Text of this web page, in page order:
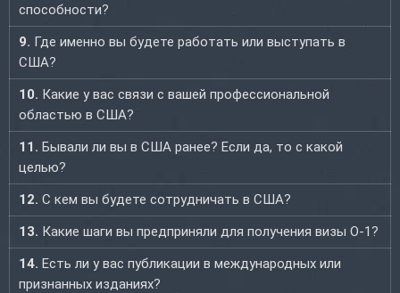
способности?
9. Где именно вы будете работать или выступать в
США?
10. Какие у вас связи с вашей профессиональной
областью в США?
11. Бывали ли вы в США ранее? Если да, то с какой
целью?
12. С кем вы будете сотрудничать в США?
13. Какие шаги вы предприняли для получения визы O-1?
14. Есть ли у вас публикации в международных или
признанных изданиях?